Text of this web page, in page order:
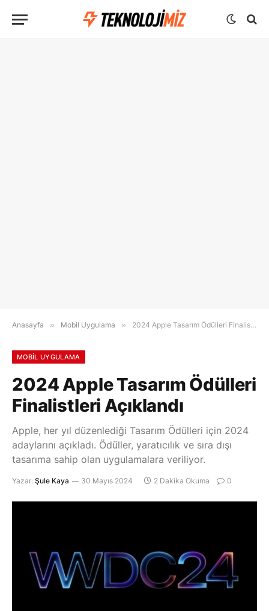
Anasayfa » Mobil Uygulama » 2024 Apple Tasarım Ödülleri Finalistleri Açıklandı
MOBIL UYGULAMA
2024 Apple Tasarım Ödülleri
Finalistleri Açıklandı
Apple, her yıl düzenlediği Tasarım Ödülleri için 2024
adaylarını açıkladı. Ödüller, yaratıcılık ve sıra dışı
tasarıma sahip olan uygulamalara veriliyor.
Yazar: Şule Kaya 30 Mayıs 2024 2 Dakika Okuma 0